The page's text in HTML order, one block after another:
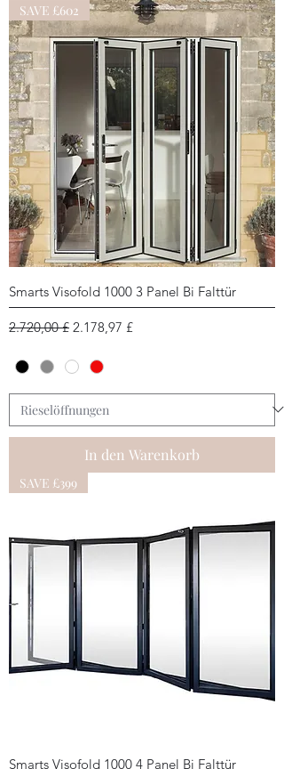
SAVE £602
Smarts Visofold 1000 3 Panel Bi Falttür
Standardpreis
2.720,00 £ Sale-Preis
2.178,97 £
In den Warenkorb
SAVE £399
Smarts Visofold 1000 4 Panel Bi Falttür